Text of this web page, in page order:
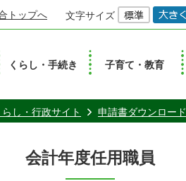
トップへ 文字サイズ
くらし・手続き 子育て・教育
らし・行政サイト 申請書ダウンロード
会計年度任用職員